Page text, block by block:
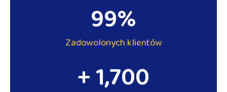
99%
Zadowolonych klientów
+ 1,700